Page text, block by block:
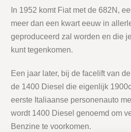
In 1952 komt Fiat met de 682N,
meer dan een kwart eeuw in
geproduceerd zal worden en die
kunt tegenkomen.
Een jaar later, bij de facelift van
de 1400 Diesel die eigenlijk
eerste Italiaanse personenauto
wordt 1400 Diesel genoemd om
Benzine te voorkomen.